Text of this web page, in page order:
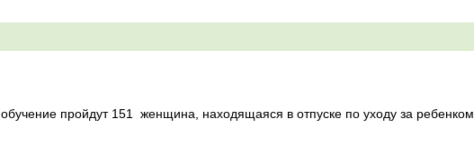
пройдут 151 женщина, находящаяся в отпуске по уходу за